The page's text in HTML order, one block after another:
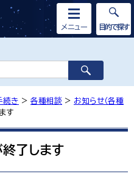
メニュー 目的で探す
続き > 各種相談 > お知らせ（各種
す
了します